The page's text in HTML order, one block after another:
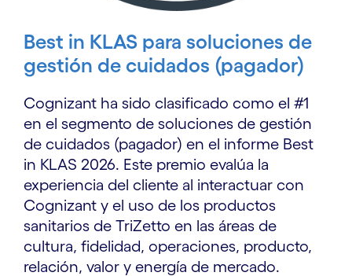
Best in KLAS para soluciones de
gestión de cuidados (pagador)
Cognizant ha sido clasificado como el #1
en el segmento de soluciones de gestión
de cuidados (pagador) en el informe Best
in KLAS 2026. Este premio evalúa la
experiencia del cliente al interactuar con
Cognizant y el uso de los productos
sanitarios de TriZetto en las áreas de
cultura, fidelidad, operaciones, producto,
relación, valor y energía de mercado.